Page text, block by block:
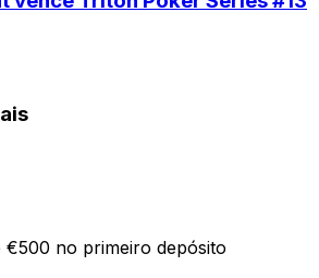
€500 no primeiro depósito